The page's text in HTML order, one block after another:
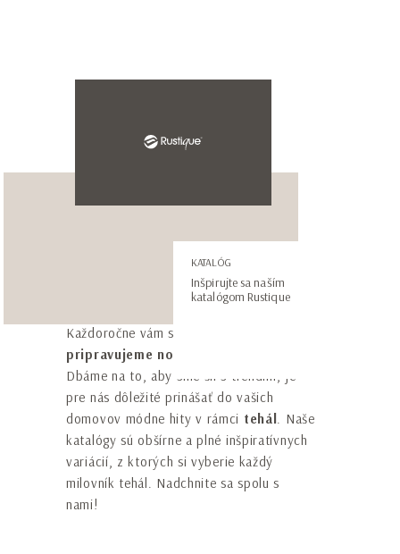
KATALÓG
Inšpirujte sa naším
katalógom Rustique
Vezmite si inšpiráciu so
sebou! Stiahnite si katalóg!
Každoročne vám s radosťou a nadšením
pripravujeme nový katalóg RUSTIQUE
Dbáme na to, aby sme šli s trendmi, je
pre nás dôležité prinášať do vašich
domovov módne hity v rámci tehál . Naše
katalógy sú obšírne a plné inšpiratívnych
variácií, z ktorých si vyberie každý
milovník tehál. Nadchnite sa spolu s
nami!
E-mail adresa*
* Súhlasím so spracovaním mojich osobných
údajov podľa vyhlásenia o
údajov.
Prihlásim sa na odoberanie newslettrov